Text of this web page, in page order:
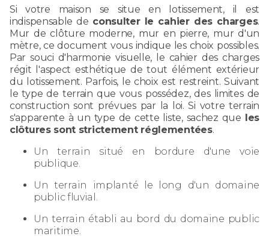
Si votre maison se situe en lotissement, il est
indispensable de consulter le cahier des charges.
Mur de clôture moderne, mur en pierre, mur d'un
mètre, ce document vous indique les choix possibles.
Par souci d'harmonie visuelle, le cahier des charges
régit l'aspect esthétique de tout élément extérieur
du lotissement. Parfois, le choix est restreint. Suivant
le type de terrain que vous possédez, des limites de
construction sont prévues par la loi. Si votre terrain
s'apparente à un type de cette liste, sachez que les
clôtures sont strictement réglementées.
Un terrain situé en bordure d'une voie
publique.
Un terrain implanté le long d'un domaine
public fluvial.
Un terrain établi au bord du domaine public
maritime.